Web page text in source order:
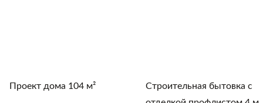
Проект дома 104 м²
Строительная бытовка с